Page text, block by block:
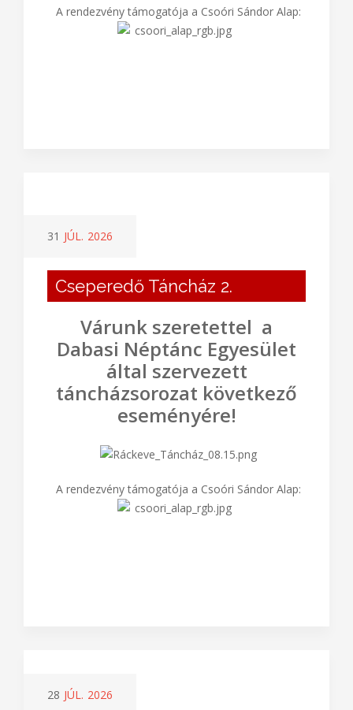
31 JÚL. 2026
Cseperedő Táncház 2.
Várunk szeretettel a
Dabasi Néptánc Egyesület
által szervezett
táncházsorozat következő
eseményére!